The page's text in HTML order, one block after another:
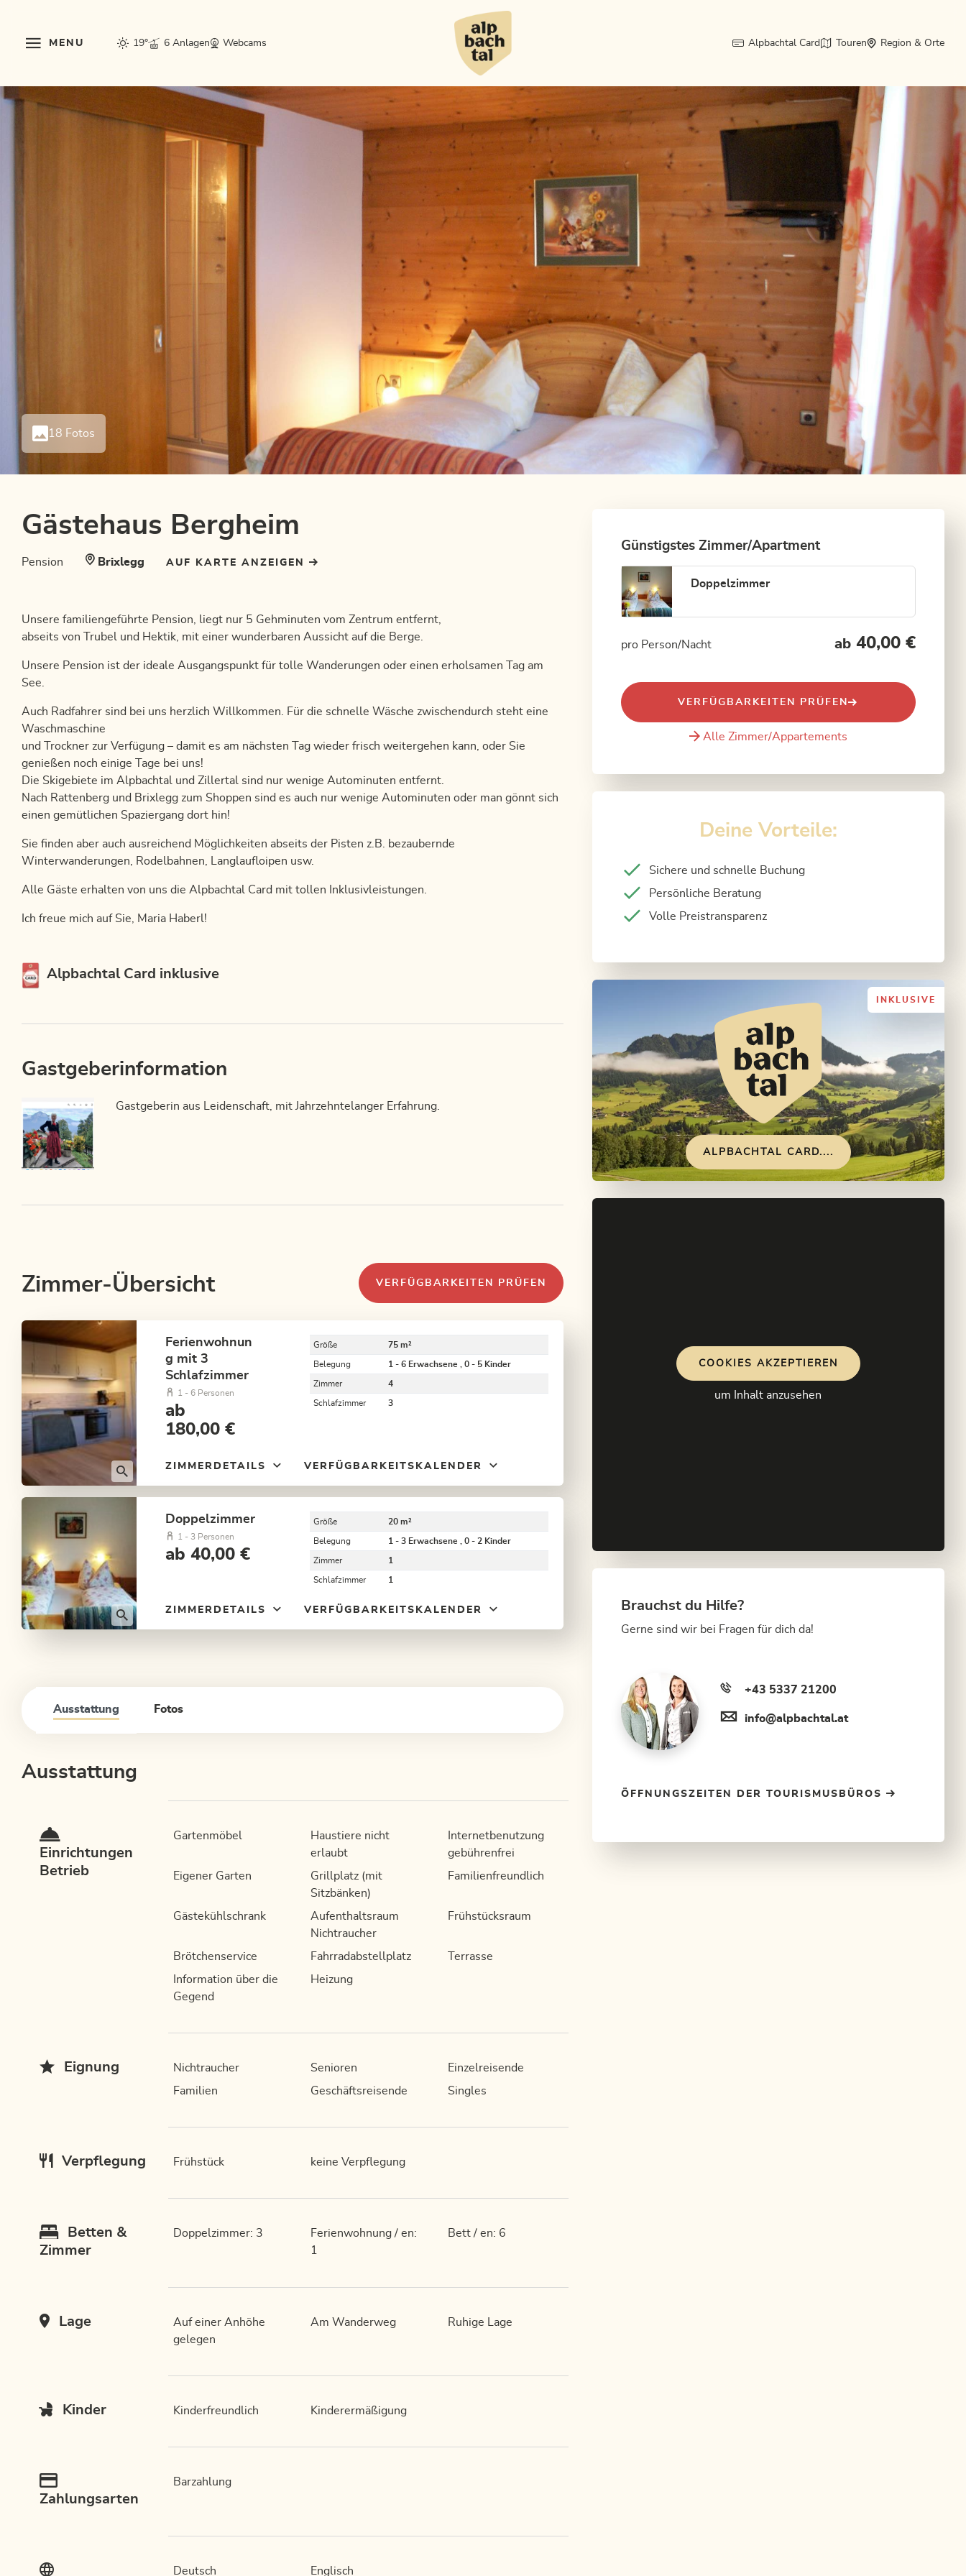
MENU 19° 6 Anlagen Webcams Alpbachtal Card Touren Region & Orte
18 Fotos
Gästehaus Bergheim
Pension Brixlegg AUF KARTE ANZEIGEN
Unsere familiengeführte Pension, liegt nur 5 Gehminuten vom Zentrum entfernt,
abseits von Trubel und Hektik, mit einer wunderbaren Aussicht auf die Berge.
Unsere Pension ist der ideale Ausgangspunkt für tolle Wanderungen oder einen erholsamen Tag am
See.
Auch Radfahrer sind bei uns herzlich Willkommen. Für die schnelle Wäsche zwischendurch steht eine
Waschmaschine
und Trockner zur Verfügung – damit es am nächsten Tag wieder frisch weitergehen kann, oder Sie
genießen noch einige Tage bei uns!
Die Skigebiete im Alpbachtal und Zillertal sind nur wenige Autominuten entfernt.
Nach Rattenberg und Brixlegg zum Shoppen sind es auch nur wenige Autominuten oder man gönnt sich
einen gemütlichen Spaziergang dort hin!
Sie finden aber auch ausreichend Möglichkeiten abseits der Pisten z.B. bezaubernde
Winterwanderungen, Rodelbahnen, Langlaufloipen usw.
Alle Gäste erhalten von uns die Alpbachtal Card mit tollen Inklusivleistungen.
Ich freue mich auf Sie, Maria Haberl!
Diese Unterkunft ist Mitglied von
Alpbachtal Card inklusive
Gastgeberinformation
Gastgeberin aus Leidenschaft, mit Jahrzehntelanger Erfahrung.
Zimmer-Übersicht VERFÜGBARKEITEN PRÜFEN
Ferienwohnun
g mit 3
Schlafzimmer
1 - 6 Personen
ab
180,00 €
Größe 75 m²
Belegung 1 - 6 Erwachsene , 0 - 5 Kinder
Zimmer 4
Schlafzimmer 3
ZIMMERDETAILS VERFÜGBARKEITSKALENDER
Doppelzimmer
1 - 3 Personen
ab 40,00 €
Größe 20 m²
Belegung 1 - 3 Erwachsene , 0 - 2 Kinder
Zimmer 1
Schlafzimmer 1
ZIMMERDETAILS VERFÜGBARKEITSKALENDER
Ausstattung Fotos
Ausstattung
Einrichtungen
Betrieb
Gartenmöbel
Haustiere nicht
erlaubt
Internetbenutzung
gebührenfrei
Eigener Garten
Grillplatz (mit
Sitzbänken)
Familienfreundlich
Gästekühlschrank
Aufenthaltsraum
Nichtraucher
Frühstücksraum
Brötchenservice Fahrradabstellplatz
Terrasse
Information über die
Gegend
Heizung
Eignung Nichtraucher Senioren
Einzelreisende
Familien
Geschäftsreisende Singles
Verpflegung Frühstück keine Verpflegung
Betten &
Zimmer
Doppelzimmer: 3
Ferienwohnung / en:
1
Bett / en: 6
Lage
Auf einer Anhöhe
gelegen
Am Wanderweg Ruhige Lage
Kinder Kinderfreundlich Kinderermäßigung
Zahlungsarten
Barzahlung
Deutsch Englisch
Günstigstes Zimmer/Apartment
Doppelzimmer
pro Person/Nacht ab 40,00 €
VERFÜGBARKEITEN PRÜFEN
Alle Zimmer/Appartements
Deine Vorteile:
Sichere und schnelle Buchung
Persönliche Beratung
Volle Preistransparenz
INKLUSIVE
ALPBACHTAL CARD....
COOKIES AKZEPTIEREN
um Inhalt anzusehen
Brauchst du Hilfe?
Gerne sind wir bei Fragen für dich da!
+43 5337 21200
info@alpbachtal.at
ÖFFNUNGSZEITEN DER TOURISMUSBÜROS